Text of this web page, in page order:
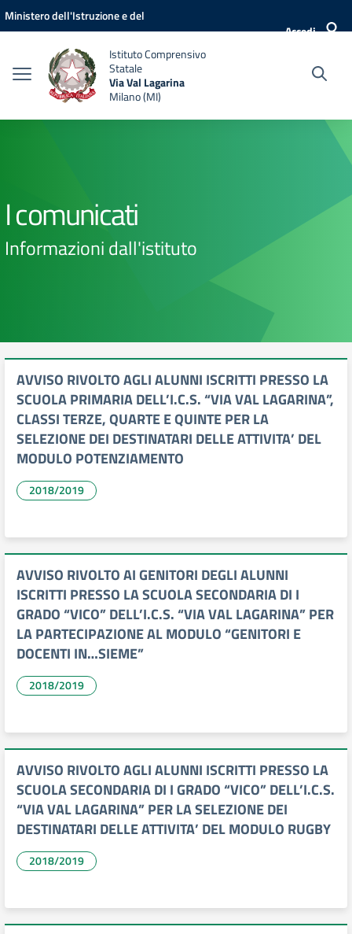
Vai ai contenuti
Vai al menu di navigazione
Vai al footer
Ministero dell'Istruzione e del
Accedi
Istituto Comprensivo
Statale
Via Val Lagarina
Milano (MI)
I comunicati
Informazioni dall'istituto
AVVISO RIVOLTO AGLI ALUNNI ISCRITTI PRESSO LA
SCUOLA PRIMARIA DELL’I.C.S. “VIA VAL LAGARINA”,
CLASSI TERZE, QUARTE E QUINTE PER LA
SELEZIONE DEI DESTINATARI DELLE ATTIVITA’ DEL
MODULO POTENZIAMENTO
2018/2019
AVVISO RIVOLTO AI GENITORI DEGLI ALUNNI
ISCRITTI PRESSO LA SCUOLA SECONDARIA DI I
GRADO “VICO” DELL’I.C.S. “VIA VAL LAGARINA” PER
LA PARTECIPAZIONE AL MODULO “GENITORI E
DOCENTI IN…SIEME”
2018/2019
AVVISO RIVOLTO AGLI ALUNNI ISCRITTI PRESSO LA
SCUOLA SECONDARIA DI I GRADO “VICO” DELL’I.C.S.
“VIA VAL LAGARINA” PER LA SELEZIONE DEI
DESTINATARI DELLE ATTIVITA’ DEL MODULO RUGBY
2018/2019